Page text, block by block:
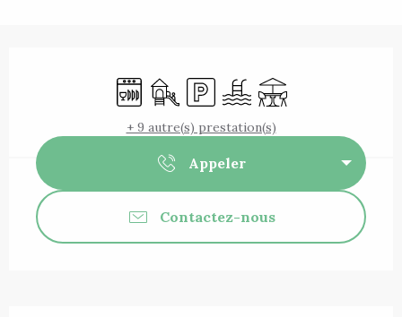
Lave vaisselle
Jeux pour enfants / Espace jeux
ParkingPiscineTerrasse
+ 9 autre(s) prestation(s)
Appeler
Contactez-nous